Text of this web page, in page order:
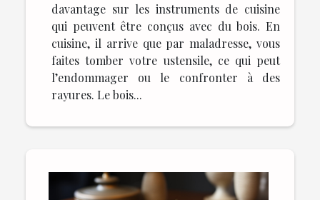
davantage sur les instruments de cuisine
qui peuvent être conçus avec du bois. En
cuisine, il arrive que par maladresse, vous
faites tomber votre ustensile, ce qui peut
l’endommager ou le confronter à des
rayures. Le bois...